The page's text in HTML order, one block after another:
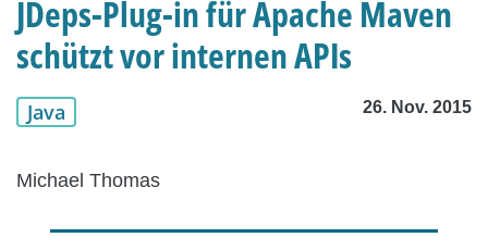
JDeps-Plug-in für Apache Maven
schützt vor internen APIs
Java 26. Nov. 2015
Michael Thomas